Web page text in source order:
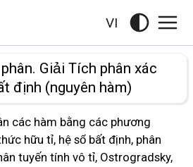
VI
Giải Tích phân xác
định (nguyên hàm)
hữu tỉ, hệ số bất định, phân
tuyến tính vô tỉ, Ostrogradsky,